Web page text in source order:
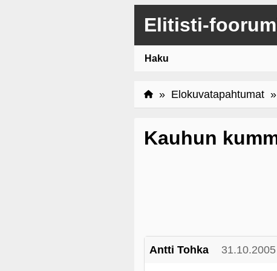
Elitisti-
Haku
» Elokuvatapahtumat
Kauhun
Antti Tohka